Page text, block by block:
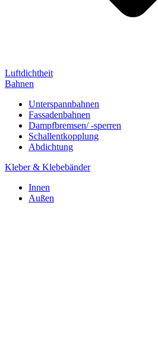
Luftdichtheit
Bahnen
Unterspannbahnen
Fassadenbahnen
Dampfbremsen/ -sperren
Schallentkopplung
Abdichtung
Kleber & Klebebänder
Innen
Außen